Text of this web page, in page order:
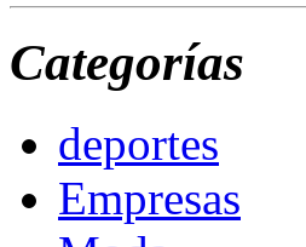
Categorías
deportes
Empresas